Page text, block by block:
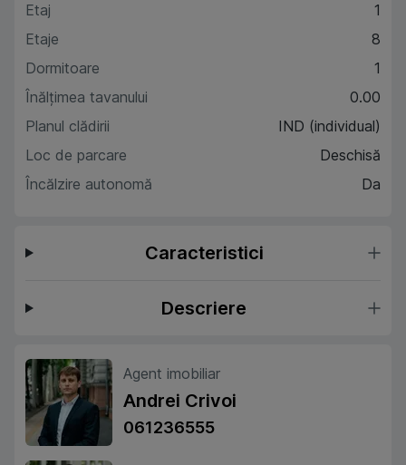
Etaj
1
Etaje
8
Dormitoare
1
Înălțimea tavanului
0.00
Planul clădirii
IND (individual)
Loc de parcare
Deschisă
Încălzire autonomă
Da
Caracteristici
Descriere
Agent imobiliar
Andrei Crivoi
061236555